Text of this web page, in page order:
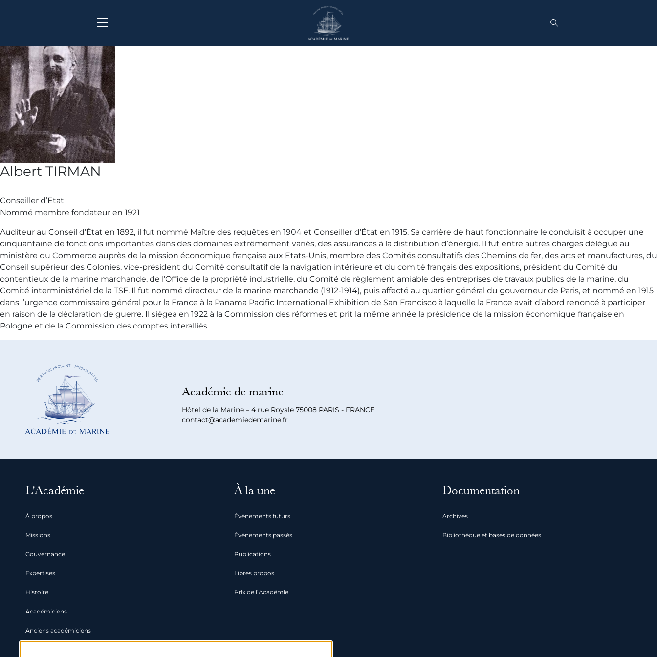
contenu
Albert TIRMAN
Conseiller d’Etat
Nommé membre fondateur en 1921
Auditeur au Conseil d’État en 1892, il fut nommé Maître des requêtes en 1904 et Conseiller d’État en 1915. Sa carrière de haut fonctionnaire le conduisit à occuper une
cinquantaine de fonctions importantes dans des domaines extrêmement variés, des assurances à la distribution d’énergie. Il fut entre autres charges délégué au
ministère du Commerce auprès de la mission économique française aux Etats-Unis, membre des Comités consultatifs des Chemins de fer, des arts et manufactures, du
Conseil supérieur des Colonies, vice-président du Comité consultatif de la navigation intérieure et du comité français des expositions, président du Comité du
contentieux de la marine marchande, de l’Office de la propriété industrielle, du Comité de règlement amiable des entreprises de travaux publics de la marine, du
Comité interministériel de la TSF. Il fut nommé directeur de la marine marchande (1912-1914), puis affecté au quartier général du gouverneur de Paris, et nommé en 1915
dans l’urgence commissaire général pour la France à la Panama Pacific International Exhibition de San Francisco à laquelle la France avait d’abord renoncé à participer
en raison de la déclaration de guerre. Il siégea en 1922 à la Commission des réformes et prit la même année la présidence de la mission économique française en
Pologne et de la Commission des comptes interalliés.
Académie de marine
Hôtel de la Marine – 4 rue Royale 75008 PARIS - FRANCE
contact@academiedemarine.fr
L'Académie
À propos
Missions
Gouvernance
Expertises
Histoire
Académiciens
Anciens académiciens
À la une
Évènements futurs
Évènements passés
Publications
Libres propos
Prix de l’Académie
Documentation
Archives
Bibliothèque et bases de données